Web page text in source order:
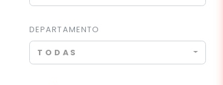
DEPARTAMENTO
TODAS